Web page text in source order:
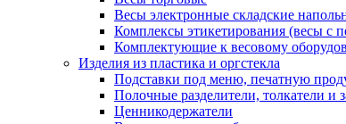
Весы электронные складские
Комплексы этикетирования (весы с
Комплектующие к весовому
Изделия из пластика и оргстекла
Подставки под меню, печатную
Полочные разделители, толкатели и
Ценникодержатели